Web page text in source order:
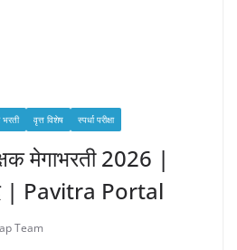
भरती वृत्त विशेष स्पर्धा परीक्षा
मेगाभरती 2026 |
| Pavitra Portal
Team